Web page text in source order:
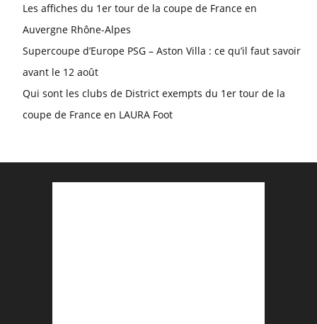
Les affiches du 1er tour de la coupe de France en
Auvergne Rhône-Alpes
Supercoupe d’Europe PSG – Aston Villa : ce qu’il faut savoir
avant le 12 août
Qui sont les clubs de District exempts du 1er tour de la
coupe de France en LAURA Foot